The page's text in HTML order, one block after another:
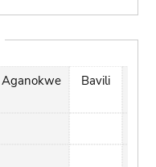
Aganokwe Bavili